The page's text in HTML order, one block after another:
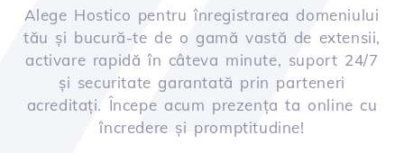
Alege Hostico pentru înregistrarea domeniului
tău și bucură-te de o gamă vastă de extensii,
activare rapidă în câteva minute, suport 24/7
și securitate garantată prin parteneri
acreditați. Începe acum prezența ta online cu
încredere și promptitudine!